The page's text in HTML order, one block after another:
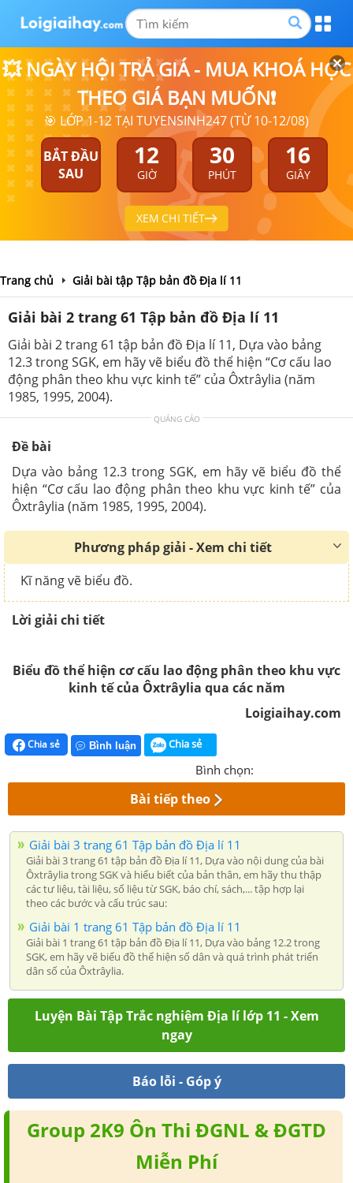
💥 NGÀY HỘI TRẢ GIÁ - MUA KHOÁ HỌC
THEO GIÁ BẠN MUỐN❗
🎯 LỚP 1-12 TẠI TUYENSINH247 (TỪ 10-12/08)
BẮT ĐẦU
SAU
12
GIỜ
30
PHÚT
16
GIÂY
XEM CHI TIẾT
Trang chủ Giải bài tập Tập bản đồ Địa lí 11
Giải bài 2 trang 61 Tập bản đồ Địa lí 11
Giải bài 2 trang 61 tập bản đồ Địa lí 11, Dựa vào bảng
12.3 trong SGK, em hãy vẽ biểu đồ thể hiện “Cơ cấu lao
động phân theo khu vực kinh tế” của Ôxtrâylia (năm
1985, 1995, 2004).
QUẢNG CÁO
Đề bài
Dựa vào bảng 12.3 trong SGK, em hãy vẽ biểu đồ thể
hiện “Cơ cấu lao động phân theo khu vực kinh tế” của
Ôxtrâylia (năm 1985, 1995, 2004).
Phương pháp giải - Xem chi tiết
Kĩ năng vẽ biểu đồ.
Lời giải chi tiết
Biểu đồ thể hiện cơ cấu lao động phân theo khu vực
kinh tế của Ôxtrâylia qua các năm
Loigiaihay.com
Chia sẻ Bình luận Chia sẻ
Bình chọn:
Bài tiếp theo
Giải bài 3 trang 61 Tập bản đồ Địa lí 11
Giải bài 3 trang 61 tập bản đồ Địa lí 11, Dựa vào nội dung của bài
Ôxtrâylia trong SGK và hiểu biết của bản thân, em hãy thu thập
các tư liệu, tài liệu, số liệu từ SGK, báo chí, sách,... tập hợp lại
theo các bước và cấu trúc sau:
Giải bài 1 trang 61 Tập bản đồ Địa lí 11
Giải bài 1 trang 61 tập bản đồ Địa lí 11, Dựa vào bảng 12.2 trong
SGK, em hãy vẽ biểu đồ thể hiện số dân và quá trình phát triển
dân số của Ôxtrâylia.
Luyện Bài Tập Trắc nghiệm Địa lí lớp 11 - Xem
ngay
Báo lỗi - Góp ý
Group 2K9 Ôn Thi ĐGNL & ĐGTD
Miễn Phí